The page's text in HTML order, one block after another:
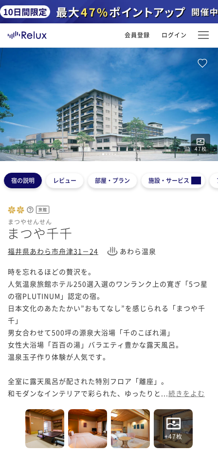
会員登録 ログイン
47枚
12345
宿の説明 レビュー 部屋・プラン 施設・サービス
旅館
まつやせんせん
まつや千千
福井県あわら市舟津31－24 あわら温泉
時を忘れるほどの贅沢を。
人気温泉旅館ホテル250選入選のワンランク上の寛ぎ「5つ星
の宿PLUTINUM」認定の宿。
日本文化のあたたかい”おもてなし”を感じられる「まつや千
千」
男女合わせて500坪の源泉大浴場「千のこぼれ湯」
女性大浴場「百百の湯」バラエティ豊かな露天風呂。
温泉玉子作り体験が人気です。
全室に露天風呂が配された特別フロア「離座」。
和モダンなインテリアで彩られた、ゆったりと... 続きをよむ
+47枚